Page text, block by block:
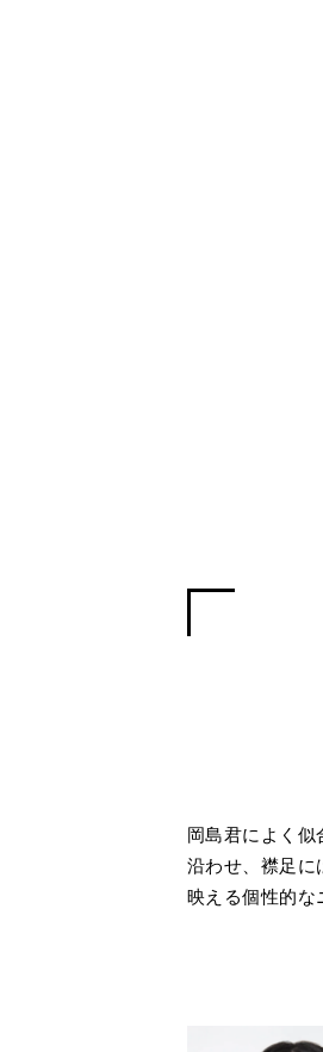
岡島君によく似
沿わせ、襟足に
映える個性的な